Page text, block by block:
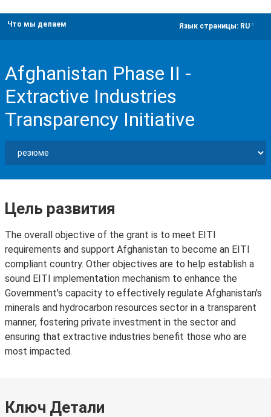
Что мы делаем Язык страницы: RU
Afghanistan Phase II -
Extractive Industries
Transparency Initiative
Цель развития
The overall objective of the grant is to meet EITI
requirements and support Afghanistan to become an EITI
compliant country. Other objectives are to help establish a
sound EITI implementation mechanism to enhance the
Government's capacity to effectively regulate Afghanistan's
minerals and hydrocarbon resources sector in a transparent
manner, fostering private investment in the sector and
ensuring that extractive industries benefit those who are
most impacted.
Ключ Детали